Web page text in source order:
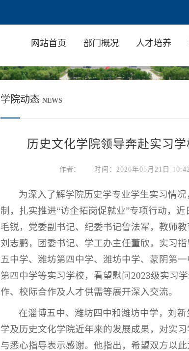
网站首页 部门概况 人才培养
学院动态 NEWS
历史文化学院领导奔赴实习
作者： 时间：2026年05月21日
为深入了解学院历史学专业学生实习情
制，扎实推进“访企拓岗促就业”专项行动，
毛锐，党委副书记、纪委书记鲁法军，教师
刘志鹏，团委书记、学工办主任董欣，实习
五中学、潍坊第四中学、潍坊中学、蒙阴第
第四中学等实习学校，看望慰问2023级实习
作、校际合作及人才供需等展开深入交流。
在淄博五中、潍坊四中和潍坊中学，刘
学及历史文化学院近年来的发展成果，对实
与悉心指导表示感谢。他指出，希望双方以